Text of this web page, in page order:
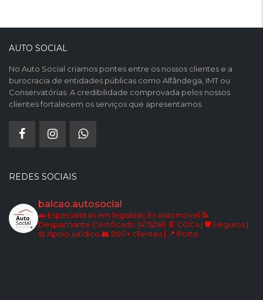
AUTO SOCIAL
No Auto Social criamos pontes entre os nossos clientes e a
burocracia de entidades públicas como Alfândega, IMT ou
Conservatórias. A credibilidade comprovada pelos nossos
clientes fortalecem os serviços que apresentamos
REDES SOCIAIS
balcao.autosocial
🚗 Especialistas em legalização automóvel 📝
Despachante Certificado (4752I8) 📄 COCs | 🛡️ Seguros |
⚖️ Apoio jurídico 👥 900+ clientes | 📍 Porto